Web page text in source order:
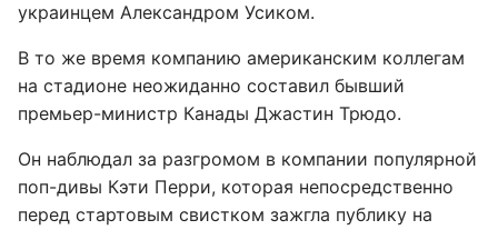
украинцем Александром Усиком.
В то же время компанию американским коллегам
на стадионе неожиданно составил бывший
премьер-министр Канады Джастин Трюдо.
Он наблюдал за разгромом в компании популярной
поп-дивы Кэти Перри, которая непосредственно
перед стартовым свистком зажгла публику на